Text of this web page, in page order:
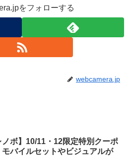
をフォローする
webcamera.jp
ノボ】10/11・12限定特別クーポ
モバイルセットやビジュアルが